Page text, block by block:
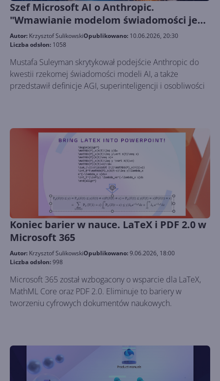
Szef Microsoft AI o Anthropic.
"Wmawianie modelom świadomości jest
niebezpieczne"
Autor: Krzysztof SulikowskiOpublikowano: 10.06.2026, 20:30
Liczba odsłon: 1058
Mustafa Suleyman skrytykował podejście Anthropic do
kwestii rzekomej świadomości modeli AI, a także
przedstawił definicje AGI, superinteligencji i osobliwości
Koniec barier w nauce. LaTeX i PDF 2.0 w
Microsoft 365
Autor: Krzysztof SulikowskiOpublikowano:9.06.2026, 18:00
Liczba odsłon:998
Microsoft 365 został wzbogacony o wsparcie dla LaTeX,
MathML Core oraz PDF 2.0. Eliminuje to bariery w
tworzeniu cyfrowych dokumentów naukowych.